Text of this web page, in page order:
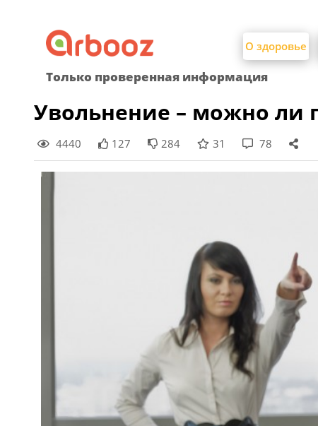
content
О здоровье
Только проверенная информация
Увольнение – можно ли
4440 127 284 31 78